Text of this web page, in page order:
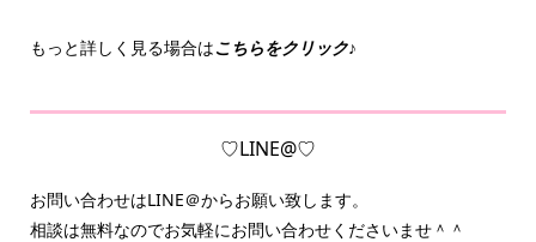
もっと詳しく見る場合はこちらをクリック♪
♡LINE@♡
お問い合わせはLINE＠からお願い致します。
相談は無料なのでお気軽にお問い合わせくださいませ＾＾